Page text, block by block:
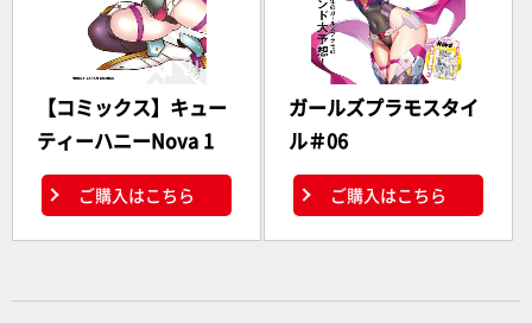
【コミックス】キュー
ティーハニーNova 1
ご購入はこちら
ガールズプラモスタイ
ル＃06
ご購入はこちら